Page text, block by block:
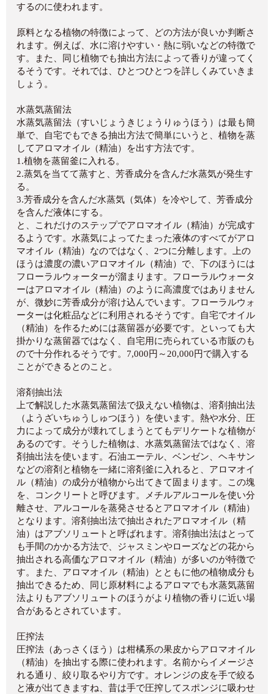
するのに使われます。
原料となる植物の特徴によって、どの方法が良いか判断さ
れます。例えば、水に溶けやすい・熱に弱いなどの特徴で
す。また、同じ植物でも抽出方法によって香りが違ってく
るそうです。それでは、ひとつひとつを詳しくみていきま
しょう。
水蒸気蒸留法
水蒸気蒸留法（すいじょうきじょうりゅうほう）は最も簡
単で、自宅でもできる抽出方法で簡単にいうと、植物を蒸
してアロマオイル（精油）を出す方法です。
1.植物を蒸留釜に入れる。
2.蒸気を当てて蒸すと、芳香成分を含んだ水蒸気が発生す
る。
3.芳香成分を含んだ水蒸気（気体）を冷やして、芳香成分
を含んだ液体にする。
と、これだけのステップでアロマオイル（精油）が完成す
るようです。水蒸気によってたまった液体のすべてがアロ
マオイル（精油）なのではなく、2つに分離します。上の
ほうは濃度の濃いアロマオイル（精油）で、下のほうには
フローラルウォーターが溜まります。フローラルウォータ
ーはアロマオイル（精油）のように高濃度ではありません
が、微妙に芳香成分が溶け込んでいます。フローラルウォ
ーターは化粧品などに利用されるそうです。自宅でオイル
（精油）を作るためには蒸留器が必要です。といっても大
掛かりな蒸留器ではなく、自宅用に売られている市販のも
ので十分作れるそうです。7,000円～20,000円で購入する
ことができるとのこと。
溶剤抽出法
上で解説した水蒸気蒸留法で扱えない植物は、溶剤抽出法
（ようざいちゅうしゅつほう）を使います。熱や水分、圧
力によって成分が壊れてしまうとてもデリケートな植物が
あるのです。そうした植物は、水蒸気蒸留法ではなく、溶
剤抽出法を使います。石油エーテル、ベンゼン、ヘキサン
などの溶剤と植物を一緒に溶剤釜に入れると、アロマオイ
ル（精油）の成分が植物から出てきて固まります。この塊
を、コンクリートと呼びます。メチルアルコールを使い分
離させ、アルコールを蒸発させるとアロマオイル（精油）
となります。溶剤抽出法で抽出されたアロマオイル（精
油）はアブソリュートと呼ばれます。溶剤抽出法はとって
も手間のかかる方法で、ジャスミンやローズなどの花から
抽出される高価なアロマオイル（精油）が多いのが特徴で
す。また、アロマオイル（精油）とともに他の植物成分も
抽出できるため、同じ原材料によるアロマでも水蒸気蒸留
法よりもアブソリュートのほうがより植物の香りに近い場
合があるとされています。
圧搾法
圧搾法（あっさくほう）は柑橘系の果皮からアロマオイル
（精油）を抽出する際に使われます。名前からイメージさ
れる通り、絞り取るやり方です。オレンジの皮を手で絞る
と液が出てきますね、昔は手で圧搾してスポンジに吸わせ